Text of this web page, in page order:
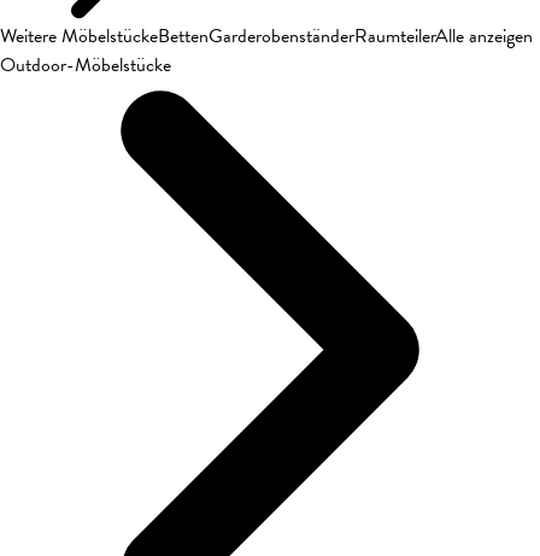
Weitere MöbelstückeBettenGarderobenständerRaumteilerAlle anzeigen
Outdoor-Möbelstücke